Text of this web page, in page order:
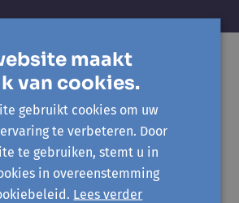
0860.552.425
maakt
van cookies.
gebruikt cookies om uw
te verbeteren. Door
te gebruiken, stemt u in
in overeenstemming
Lees verder